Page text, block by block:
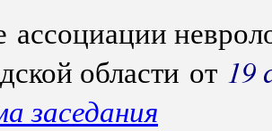
ассоциации
области от 19
заседания